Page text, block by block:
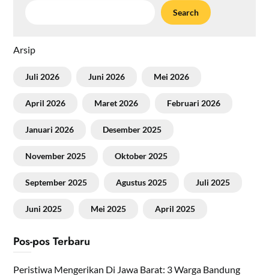
Search
Arsip
Juli 2026 Juni 2026 Mei 2026
April 2026 Maret 2026 Februari 2026
Januari 2026 Desember 2025
November 2025 Oktober 2025
September 2025 Agustus 2025 Juli 2025
Juni 2025 Mei 2025 April 2025
Pos-pos Terbaru
Peristiwa Mengerikan Di Jawa Barat: 3 Warga Bandung